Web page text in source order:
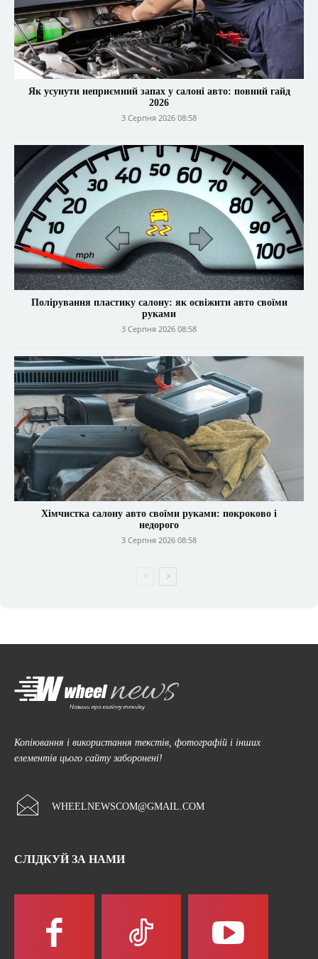
Як усунути неприємний запах у салоні авто: повний гайд
2026
3 Серпня 2026 08:58
Полірування пластику салону: як освіжити авто своїми
руками
3 Серпня 2026 08:58
Хімчистка салону авто своїми руками: покроково і
недорого
3 Серпня 2026 08:58
Копіювання і використання текстів, фотографій і інших
елементів цього сайту заборонені!
WHEELNEWSCOM@GMAIL.COM
СЛІДКУЙ ЗА НАМИ